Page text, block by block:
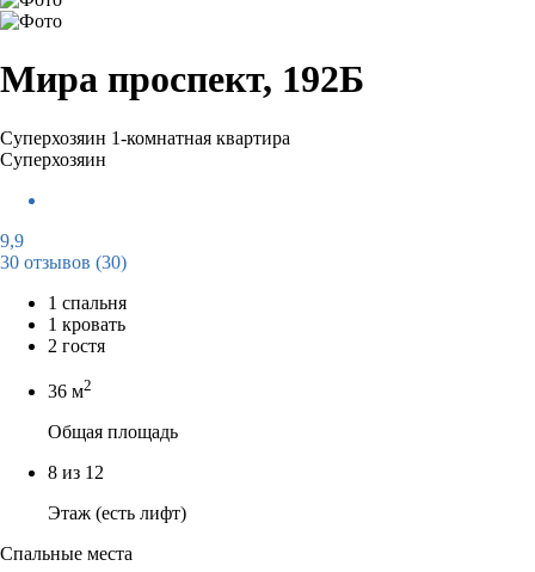
Мира проспект, 192Б
Суперхозяин 1-комнатная квартира
Суперхозяин
9,9
30 отзывов (30)
1 спальня
1 кровать
2 гостя
36 м2
Общая площадь
8 из 12
Этаж (есть лифт)
Спальные места